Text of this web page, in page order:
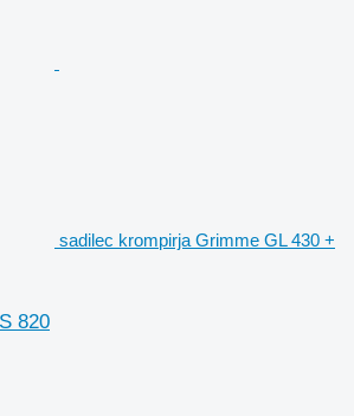
sadilec krompirja Grimme GL 430 +
820